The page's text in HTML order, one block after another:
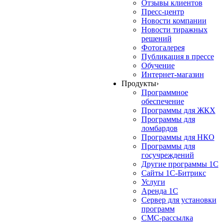
Отзывы клиентов
Пресс-центр
Новости компании
Новости тиражных
решений
Фотогалерея
Публикация в прессе
Обучение
Интернет-магазин
Продукты›
Программное
обеспечение
Программы для ЖКХ
Программы для
ломбардов
Программы для НКО
Программы для
госучреждений
Другие программы 1С
Сайты 1С-Битрикс
Услуги
Аренда 1С
Сервер для установки
программ
СМС-рассылка